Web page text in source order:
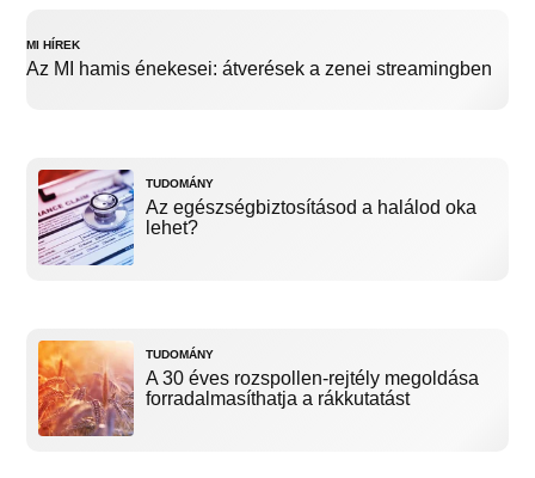
MI HÍREK
Az MI hamis énekesei: átverések a zenei streamingben
TUDOMÁNY
Az egészségbiztosításod a halálod oka
lehet?
TUDOMÁNY
A 30 éves rozspollen-rejtély megoldása
forradalmasíthatja a rákkutatást